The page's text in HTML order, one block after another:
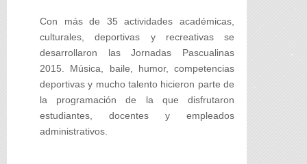
Con más de 35 actividades académicas,
culturales, deportivas y recreativas se
desarrollaron las Jornadas Pascualinas
2015. Música, baile, humor, competencias
deportivas y mucho talento hicieron parte de
la programación de la que disfrutaron
estudiantes, docentes y empleados
administrativos.